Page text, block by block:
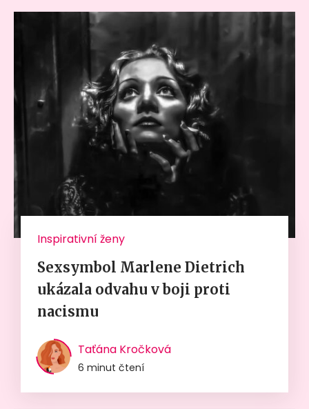
Inspirativní ženy
Sexsymbol Marlene Dietrich
ukázala odvahu v boji proti
nacismu
Taťána Kročková
6 minut čtení